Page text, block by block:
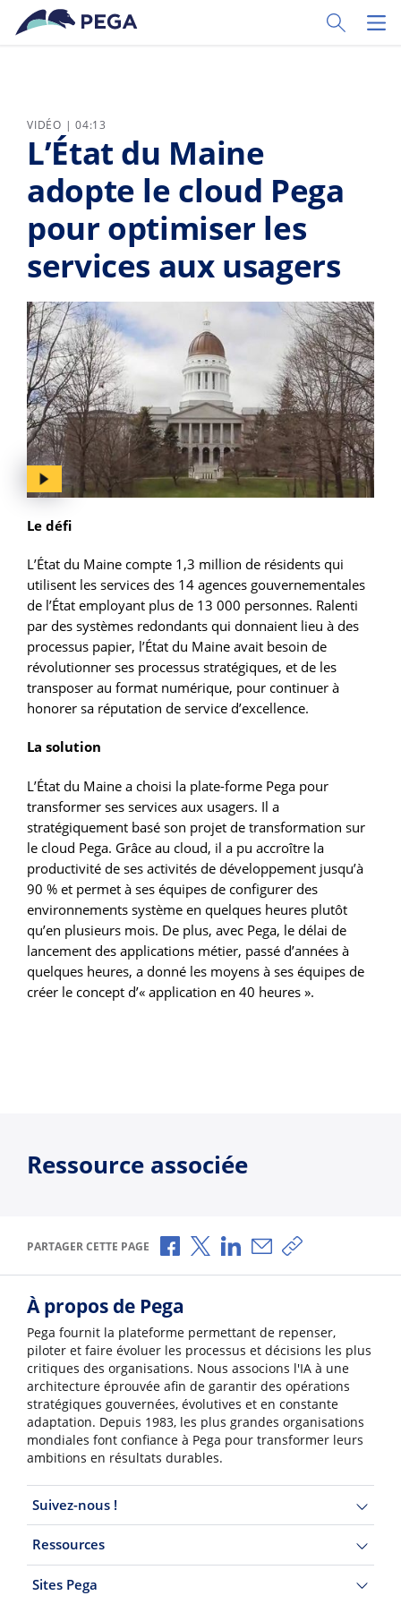
Passer directement au contenu principal
Toggle
VIDÉO | 04:13
L’État du Maine
adopte le cloud Pega
pour optimiser les
services aux usagers
Le défi
L’État du Maine compte 1,3 million de résidents qui
utilisent les services des 14 agences gouvernementales
de l’État employant plus de 13 000 personnes. Ralenti
par des systèmes redondants qui donnaient lieu à des
processus papier, l’État du Maine avait besoin de
révolutionner ses processus stratégiques, et de les
transposer au format numérique, pour continuer à
honorer sa réputation de service d’excellence.
La solution
L’État du Maine a choisi la plate-forme Pega pour
transformer ses services aux usagers. Il a
stratégiquement basé son projet de transformation sur
le cloud Pega. Grâce au cloud, il a pu accroître la
productivité de ses activités de développement jusqu’à
90 % et permet à ses équipes de configurer des
environnements système en quelques heures plutôt
qu’en plusieurs mois. De plus, avec Pega, le délai de
lancement des applications métier, passé d’années à
quelques heures, a donné les moyens à ses équipes de
créer le concept d’« application en 40 heures ».
Ressource associée
PARTAGER CETTE PAGE Partager via Facebook
Partager via X
Partager via LinkedIn
Partager par e-mail
Copier le lien
À propos de Pega
Pega fournit la plateforme permettant de repenser,
piloter et faire évoluer les processus et décisions les plus
critiques des organisations. Nous associons l'IA à une
architecture éprouvée afin de garantir des opérations
stratégiques gouvernées, évolutives et en constante
adaptation. Depuis 1983, les plus grandes organisations
mondiales font confiance à Pega pour transformer leurs
ambitions en résultats durables.
Suivez-nous !
Ressources
Sites Pega